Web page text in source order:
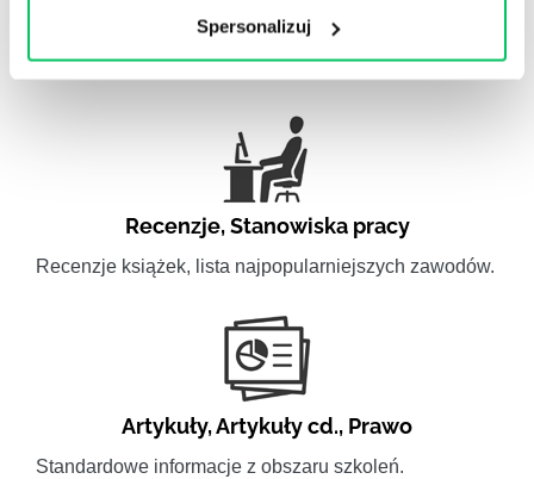
Spersonalizuj
Video
WikiGamma w formacie video.
Recenzje,Stanowiska pracy
Recenzje książek, lista najpopularniejszych zawodów.
Artykuły,Artykuły cd., Prawo
Standardowe informacje z obszaru szkoleń.